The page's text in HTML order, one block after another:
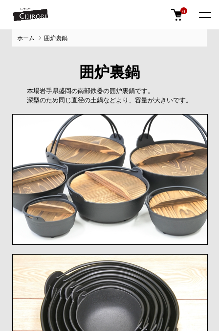
0
ホーム 囲炉裏鍋
囲炉裏鍋
本場岩手県盛岡の南部鉄器の囲炉裏鍋です。
深型のため同じ直径の土鍋などより、容量が大きいです。